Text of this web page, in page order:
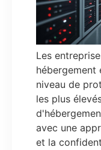
Les
hébergement
niveau de
les plus
avec une
et la